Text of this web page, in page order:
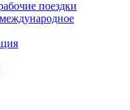
поездки